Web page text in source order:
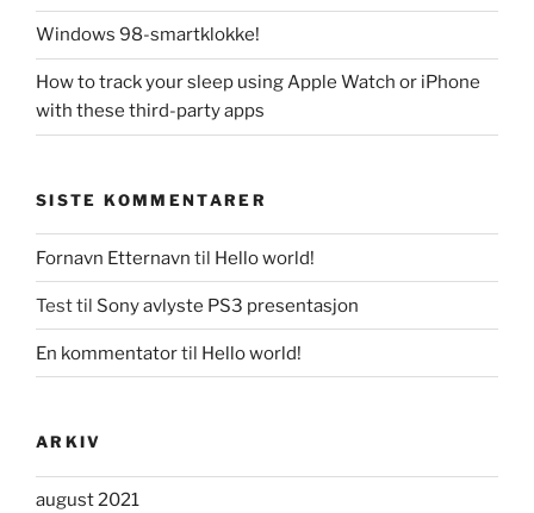
Windows 98-smartklokke!
How to track your sleep using Apple Watch or iPhone
with these third-party apps
SISTE KOMMENTARER
Fornavn Etternavn til Hello world!
Testtil Sony avlyste PS3 presentasjon
En kommentatortil Hello world!
ARKIV
august 2021